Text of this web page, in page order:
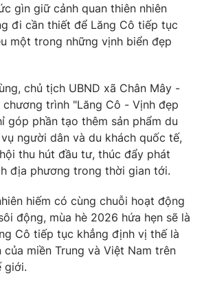
gìn giữ cảnh quan thiên nhiên
đi cần thiết để Lăng Cô tiếp tục
một trong những vịnh biển đẹp
chủ tịch UBND xã Chân Mây -
trình "Lăng Cô - Vịnh đẹp
góp phần tạo thêm sản phẩm du
người dân và du khách quốc tế,
thu hút đầu tư, thúc đẩy phát
địa phương trong thời gian tới.
hiếm có cùng chuỗi hoạt động
động, mùa hè 2026 hứa hẹn sẽ là
Cô tiếp tục khẳng định vị thế là
miền Trung và Việt Nam trên
giới.